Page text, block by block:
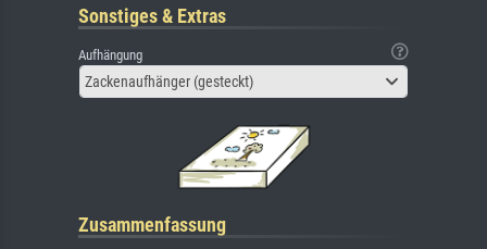
Sonstiges & Extras
Aufhängung
Zackenaufhänger (gesteckt)
Zusammenfassung